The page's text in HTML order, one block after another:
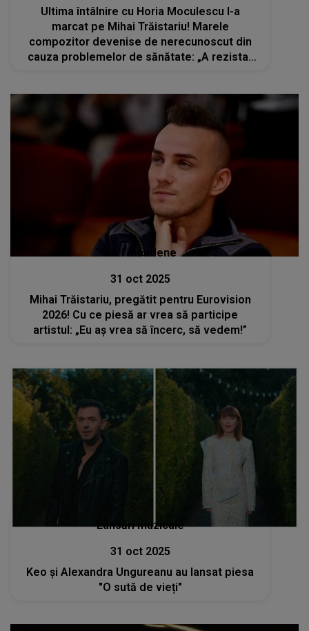
Ultima întâlnire cu Horia Moculescu l-a
marcat pe Mihai Trăistariu! Marele
compozitor devenise de nerecunoscut din
cauza problemelor de sănătate: „A rezistat
Stiri mondene
31 oct 2025
Mihai Trăistariu, pregătit pentru Eurovision
2026! Cu ce piesă ar vrea să participe
artistul: „Eu aș vrea să încerc, să vedem!”
Lansări muzicale
31 oct 2025
Keo și Alexandra Ungureanu au lansat piesa
"O sută de vieți"